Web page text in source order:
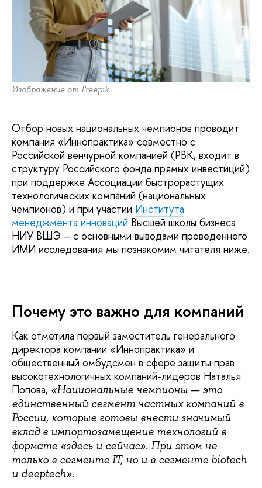
Изображение от Freepik
Отбор новых национальных чемпионов проводит
компания «Иннопрактика» совместно с
Российской венчурной компанией (РВК, входит в
структуру Российского фонда прямых инвестиций)
при поддержке Ассоциации быстрорастущих
технологических компаний (национальных
чемпионов) и при участии Института
менеджмента инноваций Высшей школы бизнеса
НИУ ВШЭ – с основными выводами проведенного
ИМИ исследования мы познакомим читателя ниже.
Почему это важно для компаний
Как отметила первый заместитель генерального
директора компании «Иннопрактика» и
общественный омбудсмен в сфере защиты прав
высокотехнологичных компаний-лидеров Наталья
Попова, «Национальные чемпионы — это
единственный сегмент частных компаний в
России, которые готовы внести значимый
вклад в импортозамещение технологий в
формате «здесь и сейчас». При этом не
только в сегменте IT, но и в сегменте biotech
и deeptech».